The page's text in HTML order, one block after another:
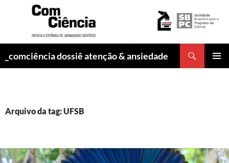
_comciência dossiê atenção & ansiedade
Arquivo da tag: UFSB